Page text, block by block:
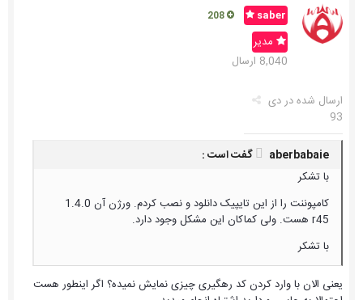
saber
مدیر
8,040 ارسال
ارسال شده دردی
93
aberbabaie گفت است :
با تشکر
کامپوننت را از این تایپیک دانلود و نصب کردم. ورژن آن 1.4.0
r45 هست. ولی کماکان این مشکل وجود دارد.
با تشکر
یعنی الان با وارد کردن کد رهگیری چیزی نمایش نمیده؟ اگر اینطور هست